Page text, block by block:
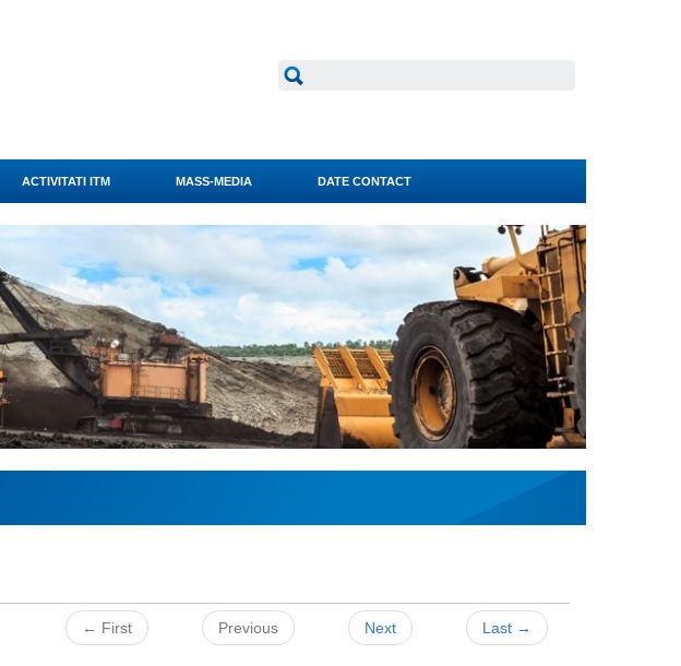
ACTIVITATI ITM MASS-MEDIA DATE CONTACT
← First Previous Next Last →